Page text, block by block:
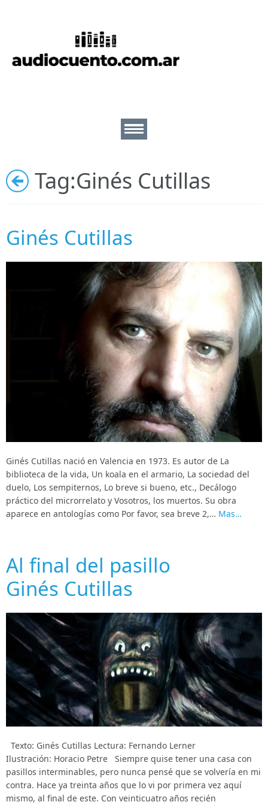
Ilustradores
Nosotros
Tag:Ginés Cutillas
Ginés Cutillas
Ginés Cutillas nació en Valencia en 1973. Es autor de La
biblioteca de la vida, Un koala en el armario, La sociedad del
duelo, Los sempiternos, Lo breve si bueno, etc., Decálogo
práctico del microrrelato y Vosotros, los muertos. Su obra
aparece en antologías como Por favor, sea breve 2,… Mas…
Al final del pasillo
Ginés Cutillas
Texto: Ginés Cutillas Lectura: Fernando Lerner
Ilustración: Horacio Petre Siempre quise tener una casa con
pasillos interminables, pero nunca pensé que se volvería en mi
contra. Hace ya treinta años que lo vi por primera vez aquí
mismo, al final de este. Con veinticuatro años recién